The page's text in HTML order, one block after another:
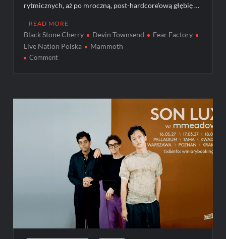
rytmicznych, aż po mroczną, post-hardcore’ową głębię …
READ MORE
Black Stone Cherry Devin Townsend
Fear Factory
Live Nation Polska
Mammoth
Commenton
koncertów